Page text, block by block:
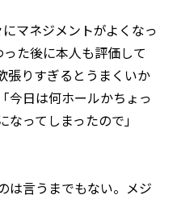
マネジメントがよくなっ
た後に本人も評価して
張りすぎるとうまくいか
今日は何ホールかちょっ
ってしまったので」
は言うまでもない。メジ